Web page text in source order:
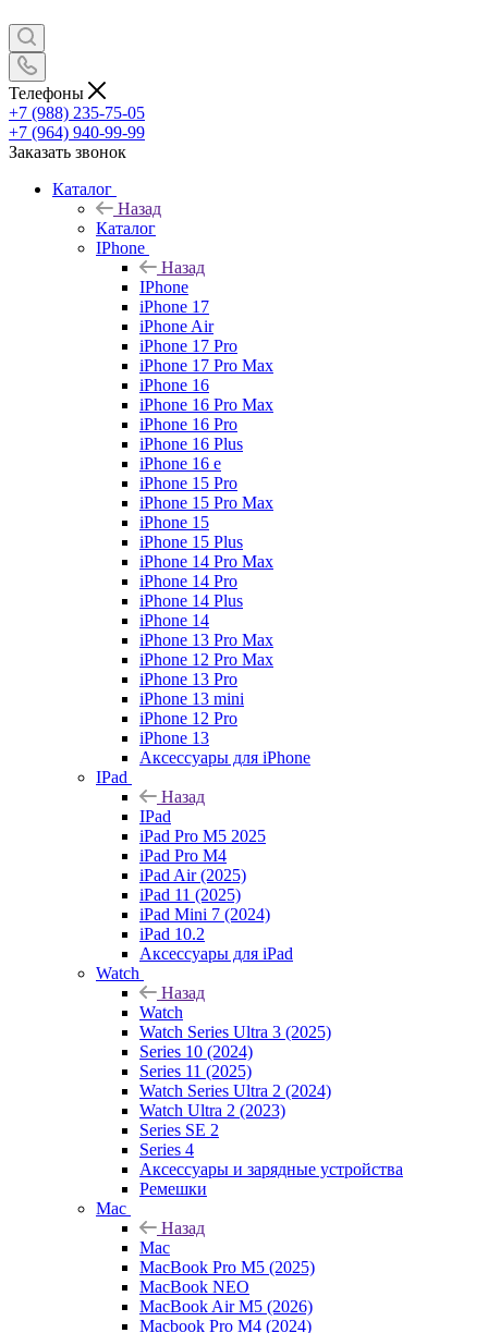
Телефоны
+7 (988) 235-75-05
+7 (964) 940-99-99
Заказать звонок
Каталог
Назад
Каталог
IPhone
Назад
IPhone
iPhone 17
iPhone Air
iPhone 17 Pro
iPhone 17 Pro Max
iPhone 16
iPhone 16 Pro Max
iPhone 16 Pro
iPhone 16 Plus
iPhone 16 e
iPhone 15 Pro
iPhone 15 Pro Max
iPhone 15
iPhone 15 Plus
iPhone 14 Pro Max
iPhone 14 Pro
iPhone 14 Plus
iPhone 14
iPhone 13 Pro Max
iPhone 12 Pro Max
iPhone 13 Pro
iPhone 13 mini
iPhone 12 Pro
iPhone 13
Аксессуары для iPhone
IPad
Назад
IPad
iPad Pro M5 2025
iPad Pro M4
iPad Air (2025)
iPad 11 (2025)
iPad Mini 7 (2024)
iPad 10.2
Аксессуары для iPad
Watch
Назад
Watch
Watch Series Ultra 3 (2025)
Series 10 (2024)
Series 11 (2025)
Watch Series Ultra 2 (2024)
Watch Ultra 2 (2023)
Series SE 2
Series 4
Аксессуары и зарядные устройства
Ремешки
Mac
Назад
Mac
MacBook Pro M5 (2025)
MacBook NEO
MacBook Air M5 (2026)
Macbook Pro M4 (2024)